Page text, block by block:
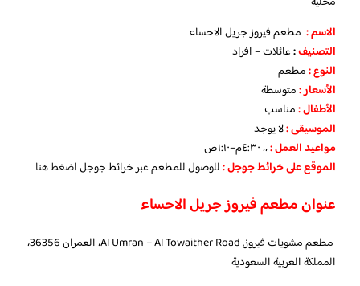
الاسم : مطعم فيروز جريل الاحساء
التصنيف:عائلات – افراد
النوع :مطعم
الأسعار:متوسطة
الأطفال:مناسب
الموسيقى :لا يوجد
مواعيد العمل :،، ٤:٣٠م–١:١٠ص
الموقع على خرائط جوجل:للوصول للمطعم عبر خرائط جوجلاضغط هنا
عنوان مطعم فيروز جريل الاحساء
مطعم مشويات فيروز, Al Umran – Al Towaither Road، العمران 36356،
المملكة العربية السعودية